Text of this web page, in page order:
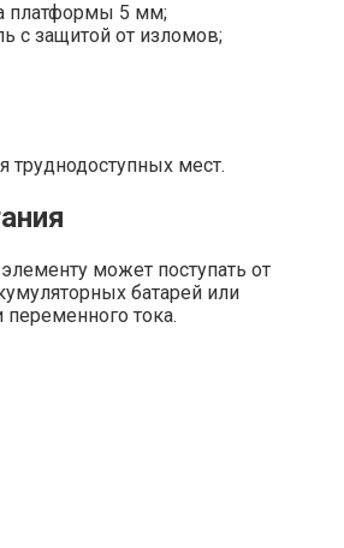
платформы 5 мм;
с защитой от изломов;
труднодоступных мест.
может поступать от
батарей или
тока.